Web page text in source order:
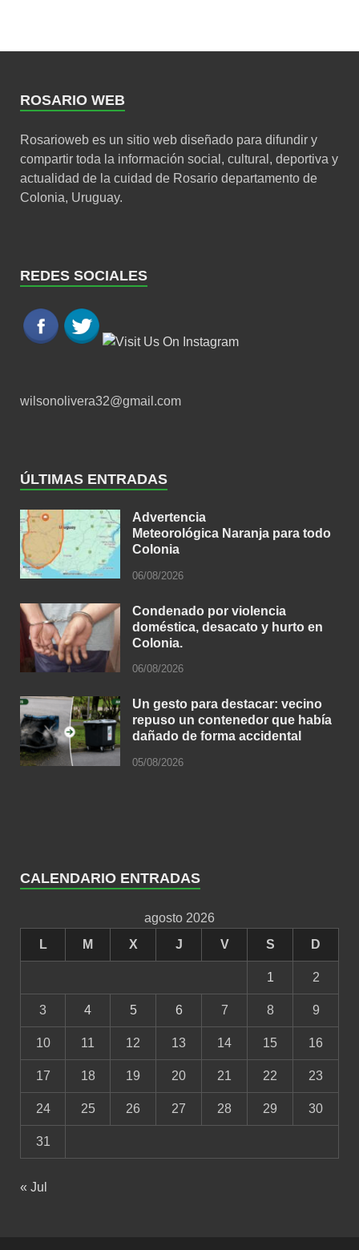
ROSARIO WEB
Rosarioweb es un sitio web diseñado para difundir y
compartir toda la información social, cultural, deportiva y
actualidad de la cuidad de Rosario departamento de
Colonia, Uruguay.
REDES SOCIALES
wilsonolivera32@gmail.com
ÚLTIMAS ENTRADAS
Advertencia
Meteorológica Naranja para todo
Colonia
06/08/2026
Condenado por violencia
doméstica, desacato y hurto en
Colonia.
06/08/2026
Un gesto para destacar: vecino
repuso un contenedor que había
dañado de forma accidental
05/08/2026
CALENDARIO ENTRADAS
agosto 2026
L
M X J V S D
1 2
3 4 5 6 7 8 9
10 11 12 13 14 15 16
17 18 19 20 21 22 23
24 25 26 27 28 29 30
31
« Jul